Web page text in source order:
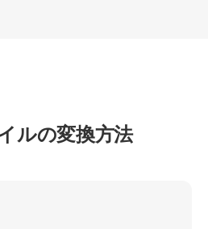
ルの変換方法